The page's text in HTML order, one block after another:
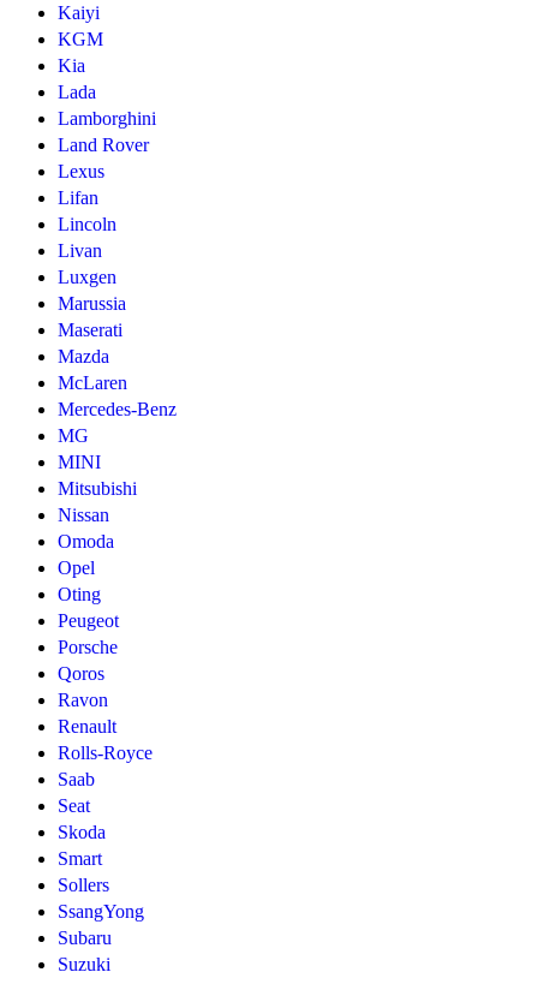
Kaiyi
KGM
Kia
Lada
Lamborghini
Land Rover
Lexus
Lifan
Lincoln
Livan
Luxgen
Marussia
Maserati
Mazda
McLaren
Mercedes-Benz
MG
MINI
Mitsubishi
Nissan
Omoda
Opel
Oting
Peugeot
Porsche
Qoros
Ravon
Renault
Rolls-Royce
Saab
Seat
Skoda
Smart
Sollers
SsangYong
Subaru
Suzuki